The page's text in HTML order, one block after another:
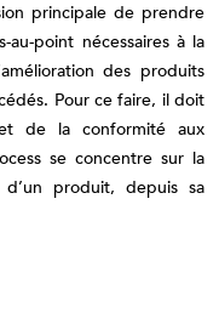
principale de prendre
point nécessaires à la
des produits
Pour ce faire, il doit
de la conformité aux
se concentre sur la
produit, depuis sa